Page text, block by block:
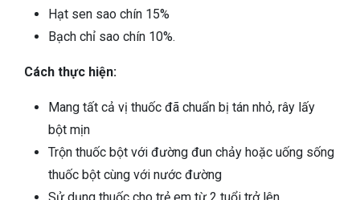
Hạt sen sao chín 15%
Bạch chỉ sao chín 10%.
Cách thực hiện:
Mang tất cả vị thuốc đã chuẩn bị tán nhỏ, rây lấy
bột mịn
Trộn thuốc bột với đường đun chảy hoặc uống sống
thuốc bột cùng với nước đường